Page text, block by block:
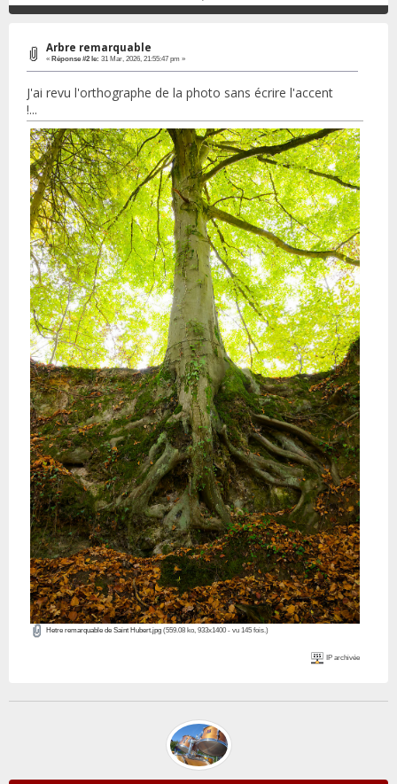
Arbre remarquable
« Réponse #2 le: 31 Mar, 2026, 21:55:47 pm »
J'ai revu l'orthographe de la photo sans écrire l'accent
!...
Hetre remarquable de Saint Hubert.jpg(559.08 ko, 933x1400 - vu 145 fois.)
IP archivée